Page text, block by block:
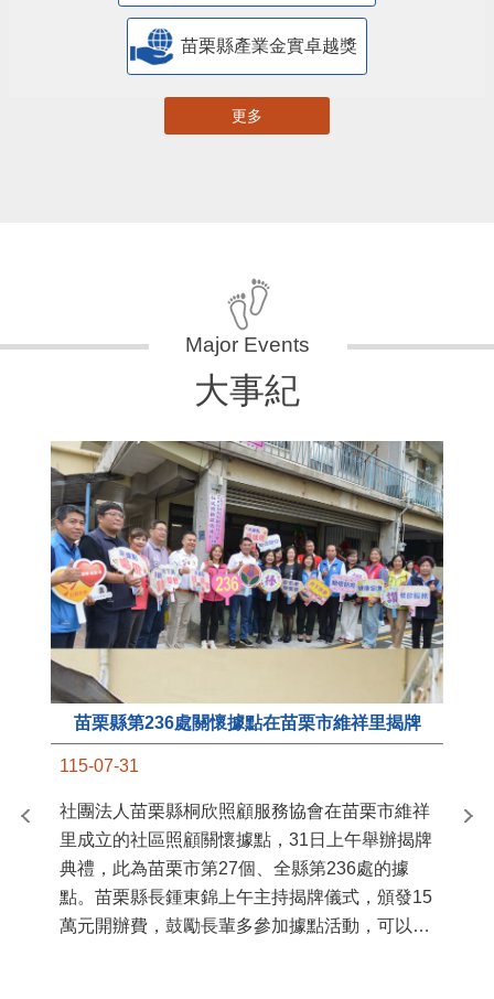
苗栗縣產業金實卓越獎
更多
大事紀
苗栗縣第236處關懷據點在苗栗市維祥里揭牌
115-07-31
社團法人苗栗縣桐欣照顧服務協會在苗栗市維祥
里成立的社區照顧關懷據點，31日上午舉辦揭牌
典禮，此為苗栗市第27個、全縣第236處的據
點。苗栗縣長鍾東錦上午主持揭牌儀式，頒發15
萬元開辦費，鼓勵長輩多參加據點活動，可以更
國